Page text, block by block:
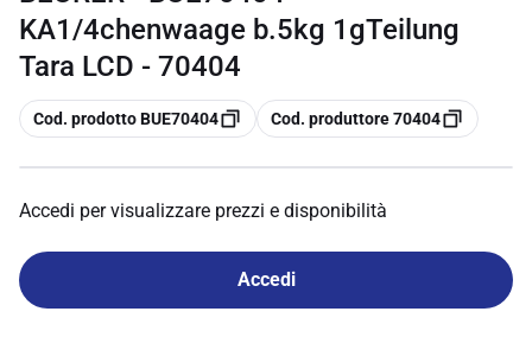
KA1/4chenwaage b.5kg 1gTeilung
Tara LCD - 70404
copia
Cod. prodotto BUE70404 copia
Cod. produttore 70404
Accedi per visualizzare prezzi e disponibilità
Accedi